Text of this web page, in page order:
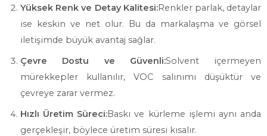
Yüksek Renk ve Detay Kalitesi:Renkler parlak, detaylar
ise keskin ve net olur. Bu da markalaşma ve görsel
iletişimde büyük avantaj sağlar.
Çevre Dostu ve Güvenli:Solvent içermeyen
mürekkepler kullanılır, VOC salınımı düşüktür ve
çevreye zarar vermez.
Hızlı Üretim Süreci:Baskı ve kürleme işlemi aynı anda
gerçekleşir, böylece üretim süresi kısalır.